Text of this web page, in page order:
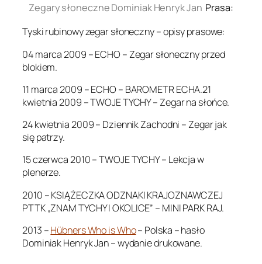
Zegary słoneczne Dominiak Henryk Jan Prasa:
Tyski rubinowy zegar słoneczny – opisy prasowe:
04 marca 2009 – ECHO – Zegar słoneczny przed
blokiem.
11 marca 2009 – ECHO – BAROMETR ECHA.21
kwietnia 2009 – TWOJE TYCHY – Zegar na słońce.
24 kwietnia 2009 – Dziennik Zachodni – Zegar jak
się patrzy.
15 czerwca 2010 – TWOJE TYCHY – Lekcja w
plenerze.
2010 – KSIĄŻECZKA ODZNAKI KRAJOZNAWCZEJ
PTTK „ZNAM TYCHY I OKOLICE” – MINI PARK RAJ.
2013 –Hübners Who is Who– Polska – hasło
Dominiak Henryk Jan – wydanie drukowane.